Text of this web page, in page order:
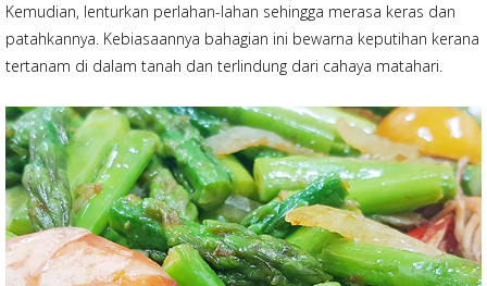
Kemudian, lenturkan perlahan-lahan sehingga merasa keras dan
patahkannya. Kebiasaannya bahagian ini bewarna keputihan kerana
tertanam di dalam tanah dan terlindung dari cahaya matahari.